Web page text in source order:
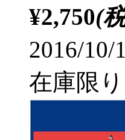
¥2,750(
2016/10/
在庫限り